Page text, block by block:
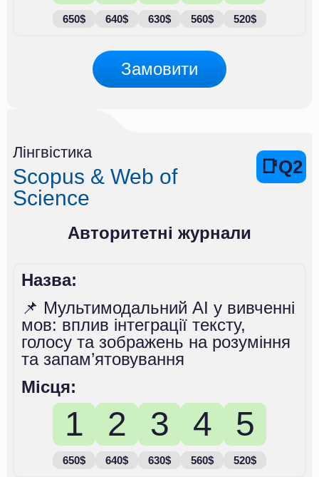
650$ 640$ 630$ 560$ 520$
Замовити
Лінгвістика
Scopus & Web of
Science
Авторитетні журнали
📑Q2
Назва:
📌 Мультимодальний AI у вивченні
мов: вплив інтеграції тексту,
голосу та зображень на розуміння
та запам’ятовування
Місця:
1
650$
2
640$
3
630$
4
560$
5
520$